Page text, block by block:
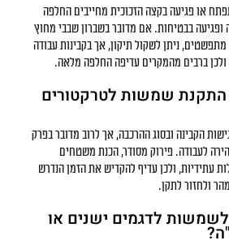
או פגיעה בקצה הזכוכית מחייבים החלפה
ופגיעה בבטיחות. אם מדובר בשברון שבבי מחוץ
ניתן לשקול תיקון, אך בקבינות עבודה
ברבים מהמקרים עדיפה החלפה מלאה.
התקנת שמשות לטרקטורים
הקבינה ובסוג ההרכבה, אך לרוב מדובר בפרק
לעבודה. פירוק מסודר, הכנת משטחים
עתידיות, ולכן עדיף להקדיש את הזמן הנדרש
ולחזור לתקן.
לדגמים ישנים או